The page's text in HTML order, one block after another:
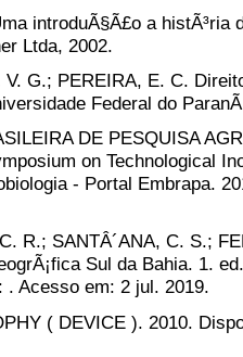
introduÃ§Ã£o a histÃ³ria
Ltda, 2002.
V. G.; PEREIRA, E. C.
Federal do
DE PESQUISA
on Technological
- Portal Embrapa.
R.; SANTÂ´ANA, C. S.;
Sul da Bahia. 1.
. Acesso em: 2 jul. 2019.
( DEVICE ). 2010.